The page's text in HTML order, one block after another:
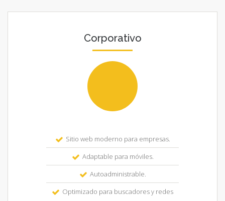
Corporativo
Sitio web moderno para empresas.
Adaptable para móviles.
Autoadministrable.
Optimizado para buscadores y redes